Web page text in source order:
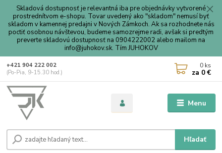
Skladová dostupnosť je relevantná iba pre objednávky vytvorené
prostrednítvom e-shopu. Tovar uvedený ako "skladom" nemusí byť
skladom v kamennej predajni v Nových Zámkoch. Ak sa rozhodnete nás
poctiť osobnou návštevou, budeme samozrejme radi, avšak si predtým
preverte skladovú dostupnosť na 0904222002 alebo mailom na
info@juhokov.sk. Tím JUHOKOV
Menu
Hľadať
+421 904 222 002
(Po-Pia, 9-15.30 hod.)
0 ks
za 0 €